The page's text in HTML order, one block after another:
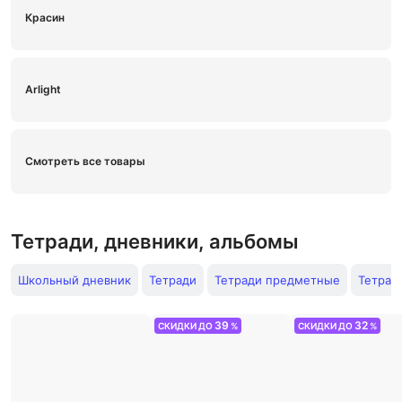
Красин
Arlight
Смотреть все товары
Тетради, дневники, альбомы
Школьный дневник Тетради Тетради предметные
СКИДКИ ДО 39 % СКИДКИ ДО 32 %